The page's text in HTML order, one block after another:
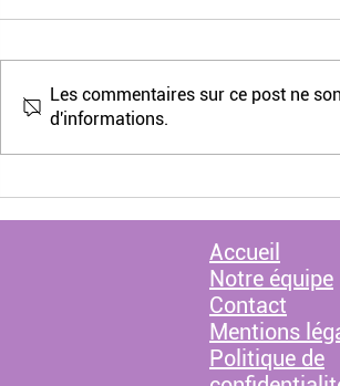
8 mars: 1 expo, 1 atelier, 1
Les commentaires sur ce post ne
d'informations.
Accueil
Notre équipe
Contact
Mentions
Politique de